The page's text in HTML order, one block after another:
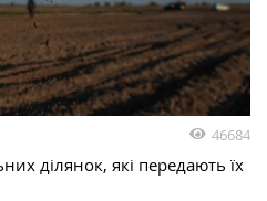
46684
ділянок, які передають їх